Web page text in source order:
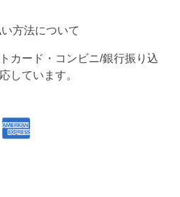
方法について
カード・コンビニ/銀行振り込
しています。